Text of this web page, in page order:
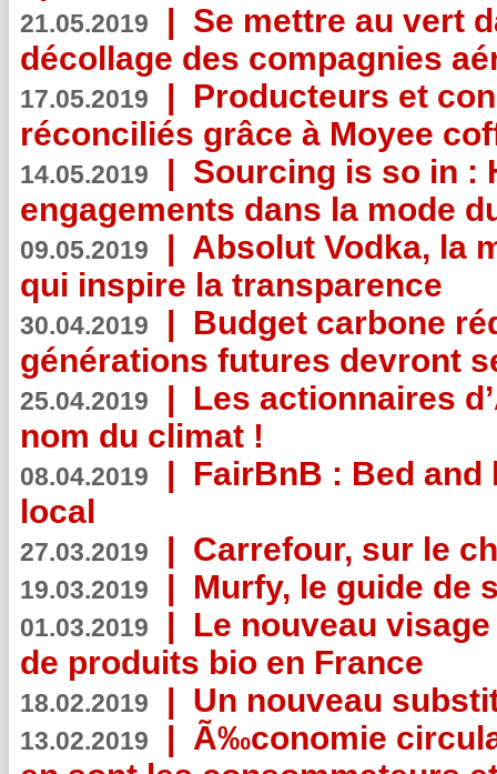
21.05.2019 | Se mettre au vert
décollage des compagnies
17.05.2019 | Producteurs et
réconciliés grâce à Moyee
14.05.2019 | Sourcing is so in :
engagements dans la mode
09.05.2019 | Absolut Vodka, la
qui inspire la transparence
30.04.2019 | Budget carbone
générations futures devront
25.04.2019 | Les actionnaires
nom du climat !
08.04.2019 | FairBnB : Bed
local
27.03.2019 | Carrefour, sur le
19.03.2019 | Murfy, le guide de
01.03.2019 | Le nouveau
de produits bio en France
18.02.2019 | Un nouveau
13.02.2019 | Ã‰conomie